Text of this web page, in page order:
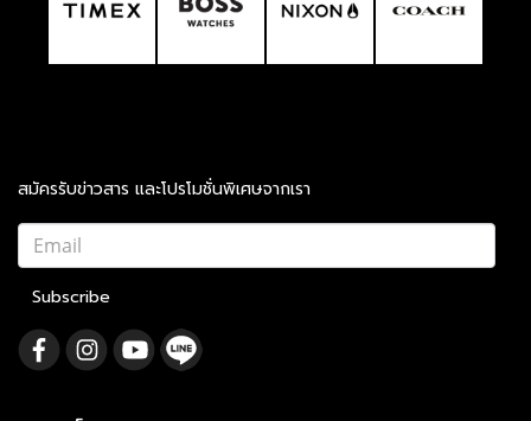
สมัครรับข่าวสาร และโปรโมชั่นพิเศษจากเรา
Subscribe